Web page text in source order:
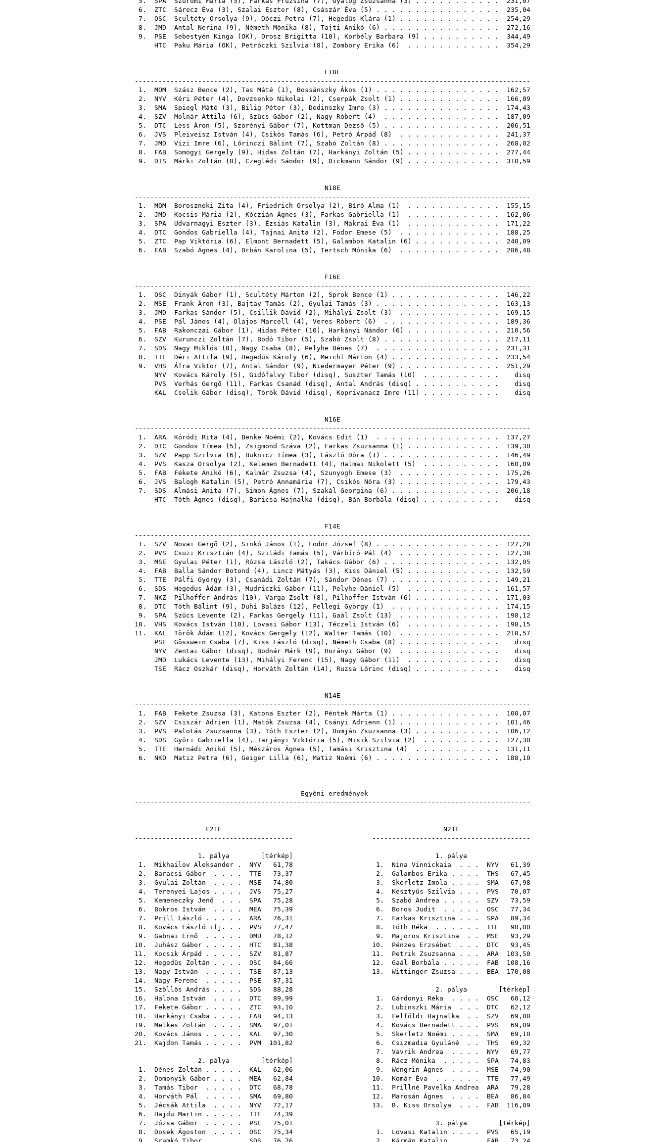
6. ZTC Sárecz Éva ( 3 ), Szalai Eszter ( 8 ), Császár Éva ( 5 ) . . . . . . . . . . . . . . . . 235,04
7. OSC Scultéty Orsolya ( 9 ), Dóczi Petra ( 7 ), Hegedűs Klára ( 1 ) . . . . . . . . . . . . . 254,29
8. JMD Antal Nerina ( 9 ), Németh Mónika ( 8 ), Tajti Anikó ( 6 ) . . . . . . . . . . . . . . . 272,16
9. PSE Sebestyén Kinga ( OK), Orosz Brigitta ( 10 ), Korbély Barbara ( 9 ) . . . . . . . . . . 344,49
HTC
Paku Mária ( OK), Petróczki Szilvia ( 8 ), Zombory Erika ( 6 ) . . . . . . . . . . . . 354,29
F18E
----------------------------------------------------------------------------------------------------
1. MOM Szász Bence ( 2 ), Tas Máté ( 1 ), Bossánszky Ákos ( 1 ) . . . . . . . . . . . . . . . . 162,57
2. NYV Kéri Péter ( 4), Dovzsenko Nikolai ( 2 ), Cserpák Zsolt ( 1 ) . . . . . . . . . . . . . 166,09
3. SMA Spiegl Máté ( 3 ), Bilig Péter ( 3 ), Dedinszky Imre ( 3 ) . . . . . . . . . . . . . . . 174,43
4. SZV Molnár Attila ( 6 ), Szűcs Gábor ( 2 ), Nagy Róbert ( 4) . . . . . . . . . . . . . . . 187,09
5. DTC Less Áron ( 5 ), Szörényi Gábor ( 7 ), Kottman Dezső ( 5 ) . . . . . . . . . . . . . . . 206,51
6. JVS Pleiveisz István ( 4), Csikós Tamás ( 6 ), Petró Árpád ( 8 ) . . . . . . . . . . . . . 241,37
7. JMD Vizi Imre ( 6 ), Lőrinczi Bálint ( 7 ), Szabó Zoltán ( 8 ) . . . . . . . . . . . . . . . 268,02
8. FAB Somogyi Gergely ( 9 ), Hidas Zoltán ( 7 ), Harkányi Zoltán ( 5 ) . . . . . . . . . . . . 277,44
9. DIS Márki Zoltán ( 8 ), Czeglédi Sándor ( 9 ), Dickmann Sándor ( 9 ) . . . . . . . . . . . . 310,59
N18E
----------------------------------------------------------------------------------------------------
1. MOM Borosznoki Zita ( 4), Friedrich Orsolya ( 2 ), Bíró Alma ( 1 ) . . . . . . . . . . . . 155,15
2. JMD Kocsis Mária ( 2 ), Kóczián Ágnes ( 3 ), Farkas Gabriella ( 1 ) . . . . . . . . . . . . 162,06
3. SPA Udvarnagyi Eszter ( 3 ), Ézsiás Katalin ( 3 ), Makrai Éva ( 1 ) . . . . . . . . . . . . 171,22
4. DTC Gondos Gabriella ( 4), Tajnai Anita ( 2 ), Fodor Emese ( 5 ) . . . . . . . . . . . . . 188,25
5. ZTC Pap Viktória ( 6 ), Elmont Bernadett ( 5 ), Galambos Katalin ( 6 ) . . . . . . . . . . . 240,09
6. FAB Szabó Ágnes ( 4), Orbán Karolina ( 5 ), Tertsch Mónika ( 6 ) . . . . . . . . . . . . . 286,48
F16E
----------------------------------------------------------------------------------------------------
1. OSC Dinyák Gábor ( 1 ), Scultéty Márton ( 2 ), Sprok Bence ( 1 ) . . . . . . . . . . . . . . 146,22
2. MSE Frank Áron ( 3 ), Bajtay Tamás ( 2 ), Gyulai Tamás ( 3 ) . . . . . . . . . . . . . . . . 163,13
3. JMD Farkas Sándor ( 5 ), Csillik Dávid ( 2 ), Mihályi Zsolt ( 3 ) . . . . . . . . . . . . . 169,15
4. PSE Pál János ( 4), Olajos Marcell ( 4), Veres Róbert ( 6 ) . . . . . . . . . . . . . . . 189,36
5. FAB Rakonczai Gábor ( 1 ), Hidas Péter ( 10 ), Harkányi Nándor ( 6 ) . . . . . . . . . . . . 210,56
6. SZV Kurunczi Zoltán ( 7 ), Bodó Tibor ( 5 ), Szabó Zsolt ( 8 ) . . . . . . . . . . . . . . . 217,11
7. SDS Nagy Miklós ( 8 ), Nagy Csaba ( 8 ), Pelyhe Dénes ( 7 ) . . . . . . . . . . . . . . . . 231,31
8. TTE Déri Attila ( 9 ), Hegedűs Károly ( 6 ), Meichl Márton ( 4) . . . . . . . . . . . . . . 233,54
9. VHS Áfra Viktor ( 7 ), Antal Sándor ( 9 ), Niedermayer Péter ( 9 ) . . . . . . . . . . . . . 251,29
NYV
Kovács Károly ( 5 ), Gidófalvy Tibor ( disq ), Suszter Tamás ( 10 ) . . . . . . . . . . disq
PVS
Verhás Gergő ( 11 ), Farkas Csanád ( disq ), Antal András ( disq ) . . . . . . . . . . . disq
KAL
Cselik Gábor ( disq ), Török Dávid ( disq ), Koprivanacz Imre ( 11 ) . . . . . . . . . . disq
N16E
----------------------------------------------------------------------------------------------------
1. ARA Kóródi Rita ( 4), Benke Noémi ( 2 ), Kovács Edit ( 1 ) . . . . . . . . . . . . . . . . 137,27
2. DTC Gondos Tímea ( 5 ), Zsigmond Száva ( 2 ), Farkas Zsuzsanna ( 1 ) . . . . . . . . . . . . 139,30
3. SZV Papp Szilvia ( 6 ), Buknicz Tímea ( 3 ), László Dóra ( 1 ) . . . . . . . . . . . . . . . 146,49
4. PVS Kasza Orsolya ( 2 ), Kelemen Bernadett ( 4), Halmai Nikolett ( 5 ) . . . . . . . . . . 160,09
5. FAB Fekete Anikó ( 6 ), Kalmár Zsuzsa ( 4), Szunyogh Emese ( 3 ) . . . . . . . . . . . . . 175,26
6. JVS Balogh Katalin ( 5 ), Petró Annamária ( 7 ), Csikós Nóra ( 3 ) . . . . . . . . . . . . . 179,43
7. SDS Almási Anita ( 7 ), Simon Ágnes ( 7 ), Szakál Georgina ( 6 ) . . . . . . . . . . . . . . 206,18
HTC
Tóth Ágnes ( disq ), Baricsa Hajnalka ( disq ), Bán Borbála ( disq ) . . . . . . . . . . disq
F14E
----------------------------------------------------------------------------------------------------
1. SZV Novai Gergő ( 2 ), Sinkó János ( 1 ), Fodor József ( 8 ) . . . . . . . . . . . . . . . . 127,28
2. PVS Csuzi Krisztián ( 4), Sziládi Tamás ( 5 ), Várbíró Pál ( 4) . . . . . . . . . . . . . 127,38
3. MSE Gyulai Péter ( 1 ), Rózsa László ( 2 ), Takács Gábor ( 6 ) . . . . . . . . . . . . . . . 132,05
4. FAB Balla Sándor Botond ( 4), Lincz Mátyás ( 3 ), Kiss Dániel ( 5 ) . . . . . . . . . . . . 132,59
5. TTE Pálfi György ( 3 ), Csanádi Zoltán ( 7 ), Sándor Dénes ( 7 ) . . . . . . . . . . . . . . 149,21
6. SDS Hegedüs Ádám ( 3 ), Mudriczki Gábor ( 11 ), Pelyhe Dániel ( 5 ) . . . . . . . . . . . . 161,57
7. NKZ Pilhoffer András ( 10 ), Varga Zsolt ( 8 ), Pilhoffer István ( 6 ) . . . . . . . . . . . 171,03
8. DTC Tóth Bálint ( 9 ), Duhi Balázs ( 12 ), Fellegi György ( 1 ) . . . . . . . . . . . . . . 174,15
9. SPA Szűcs Levente ( 2 ), Farkas Gergely ( 11 ), Gaál Zsolt ( 13 ) . . . . . . . . . . . . . 198,12
10. VHS Kovács István ( 10 ), Lovasi Gábor ( 13 ), Téczeli István ( 6 ) . . . . . . . . . . . . 198,15
11. KAL Török Ádám ( 12 ), Kovács Gergely ( 12 ), Walter Tamás ( 10 ) . . . . . . . . . . . . . 218,57
PSE
Gösswein Csaba ( 7 ), Kiss László ( disq ), Németh Csaba ( 8 ) . . . . . . . . . . . . . disq
NYV
Zentai Gábor ( disq ), Bodnár Márk ( 9 ), Horányi Gábor ( 9 ) . . . . . . . . . . . . . disq
JMD
Lukács Levente ( 13 ), Mihályi Ferenc ( 15 ), Nagy Gábor ( 11 ) . . . . . . . . . . . . disq
TSE
Rácz Oszkár ( disq ), Horváth Zoltán ( 14), Ruzsa Lőrinc ( disq ) . . . . . . . . . . . disq
N14E
----------------------------------------------------------------------------------------------------
1. FAB Fekete Zsuzsa ( 3 ), Katona Eszter ( 2 ), Péntek Márta ( 1 ) . . . . . . . . . . . . . . 100,07
2. SZV Csiszár Adrien ( 1 ), Matók Zsuzsa ( 4), Csányi Adrienn ( 1 ) . . . . . . . . . . . . . 101,46
3. PVS Palotás Zsuzsanna ( 3 ), Tóth Eszter ( 2 ), Domján Zsuzsanna ( 3 ) . . . . . . . . . . . 106,12
4. SDS Győri Gabriella ( 4), Tarjányi Viktória ( 5 ), Misik Szilvia ( 2 ) . . . . . . . . . . 127,30
5. TTE Hernádi Anikó ( 5 ), Mészáros Ágnes ( 5 ), Tamási Krisztina ( 4) . . . . . . . . . . . 131,11
6. NKO Matiz Petra ( 6 ), Geiger Lilla ( 6 ), Matiz Noémi ( 6 ) . . . . . . . . . . . . . . . . 188,10
----------------------------------------------------------------------------------------------------
Egyéni eredmények
----------------------------------------------------------------------------------------------------
F21E N21E
---------------------------------------- ----------------------------------------
1. pálya [ térkép
1. pálya
1. Mikhailov Aleksander . NYV 61,78 1. Nina Vinnickaia . . . NYV 61,39
2. Baracsi Gábor . . . . TTE 73,37 2. Galambos Erika . . . . THS 67,45
3. Gyulai Zoltán . . . . MSE 74,80 3. Skerletz Imola . . . . SMA 67,98
4. Terenyei Lajos . . . . JVS 75,27 4. Kesztyűs Szilvia . . . PVS 70,07
5. Kemeneczky Jenő . . . SPA 75,28 5. Szabó Andrea . . . . . SZV 73,59
6. Bokros István . . . . MEA 75,39 6. Boros Judit . . . . . OSC 77,34
7. Prill László . . . . . ARA 76,31 7. Farkas Krisztina . . . SPA 89,34
8. Kovács László ifj. . . PVS 77,47 8. Tóth Réka . . . . . . TTE 90,00
9. Gabnai Ernő . . . . . DMU 78,12 9. Majoros Krisztina . . MSE 93,29
10. Juhász Gábor . . . . . HTC 81,38 10. Pénzes Erzsébet . . . DTC 93,45
11. Kocsik Árpád . . . . . SZV 81,87 11. Petrik Zsuzsanna . . . ARA 103,50
12. Hegedűs Zoltán . . . . OSC 84,66 12. Gaál Borbála . . . . . FAB 108,16
13. Nagy István . . . . . TSE 87,13 13. Wittinger Zsuzsa . . . BEA 170,08
14. Nagy Ferenc . . . . . PSE 87,31
15. Szőllős András . . . . SDS 88,28 2. pálya [ térkép
16. Halona István . . . . DTC 89,99 1. Gárdonyi Réka . . . . OSC 60,12
17. Fekete Gábor . . . . . ZTC 93,10 2. Lubinszki Mária . . . DTC 62,12
18. Harkányi Csaba . . . . FAB 94,13 3. Felföldi Hajnalka . . SZV 69,00
19. Melkes Zoltán . . . . SMA 97,01 4. Kovács Bernadett . . . PVS 69,09
20. Kovács János . . . . . KAL 97,30 5. Skerletz Noémi . . . . SMA 69,10
21. Kajdon Tamás . . . . . PVM 101,82 6. Csizmadia Gyuláné . . THS 69,32
7. Vavrik Andrea . . . . NYV 69,77
2. pálya [ térkép ] 8. Rácz Mónika . . . . . SPA 74,83
1. Dénes Zoltán . . . . . KAL 62,06 9. Wengrin Ágnes . . . . MSE 74,90
2. Domonyik Gábor . . . . MEA 62,84 10. Komár Éva . . . . . . TTE 77,49
3. Tamás Tibor . . . . . DTC 68,78 11. Prillné Pavelka Andrea ARA 79,28
4. Horváth Pál . . . . . SMA 69,80 12. Marosán Ágnes . . . . BEA 86,84
5. Jécsák Attila . . . . NYV 72,17 13. B. Kiss Orsolya . . . FAB 116,09
6. Hajdu Martin . . . . . TTE 74,39
7. Józsa Gábor . . . . . PSE 75,01 3. pálya [ térkép
8. Dosek Ágoston . . . . OSC 75,34 1. Lovasi Katalin . . . . PVS 65,19